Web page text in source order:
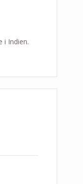
i Indien.